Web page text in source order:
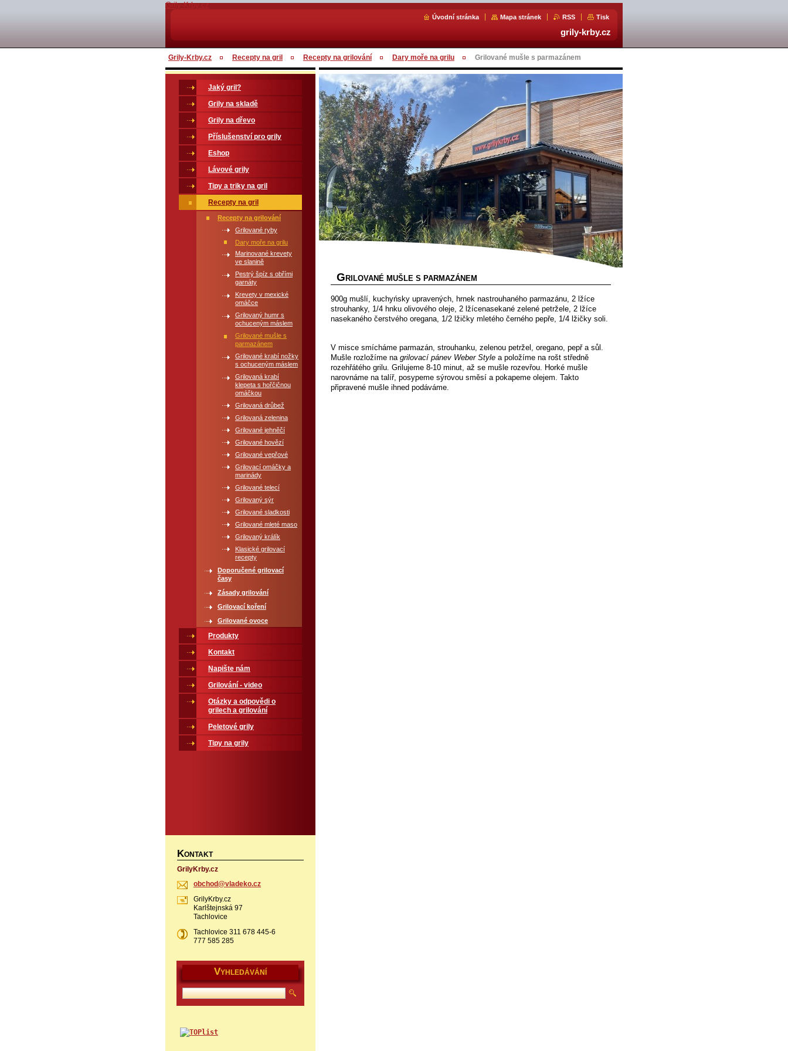
Grily-Krby.cz
Úvodní stránka Mapa stránek RSS Tisk
grily-krby.cz
Grily-Krby.cz Recepty na gril Recepty na grilování Dary moře na grilu Grilované mušle s parmazánem
G RILOVANÉ MUŠLE S PARMAZÁNEM
900g mušlí, kuchyńsky upravených, hrnek nastrouhaného parmazánu, 2 lžíce
strouhanky, 1/4 hnku olivového oleje, 2 lžícenasekané zelené petržele, 2 lžíce
nasekaného čerstvého oregana, 1/2 lžičky mletého černého pepře, 1/4 lžičky soli.
V misce smícháme parmazán, strouhanku, zelenou petržel, oregano, pepř a sůl.
Mušle rozložíme na grilovací pánev Weber Style a položíme na rošt středně
rozehřátého grilu. Grilujeme 8-10 minut, až se mušle rozevřou. Horké mušle
narovnáme na talíř, posypeme sýrovou směsí a pokapeme olejem. Takto
připravené mušle ihned podáváme.
Jaký gril?
Grily na skladě
Grily na dřevo
Příslušenství pro grily
Eshop
Lávové grily
Tipy a triky na gril
Recepty na gril
Recepty na grilování
Grilované ryby
Dary moře na grilu
Marinované krevety
ve slanině
Pestrý špíz s obřími
garnáty
Krevety v mexické
omáčce
Grilovaný humr s
ochuceným máslem
Grilované mušle s
parmazánem
Grilované krabí nožky
s ochuceným máslem
Grilovaná krabí
klepeta s hořčičnou
omáčkou
Grilovaná drůbež
Grilovaná zelenina
Grilované jehněčí
Grilované hovězí
Grilované vepřové
Grilovací omáčky a
marinády
Grilované telecí
Grilovaný sýr
Grilované sladkosti
Grilované mleté maso
Grilovaný králík
Klasické grilovací
recepty
Doporučené grilovací
časy
Zásady grilování
Grilovací koření
Grilované ovoce
Produkty
Kontakt
Napište nám
Grilování - video
Otázky a odpovědi o
grilech a grilování
Peletové grily
Tipy na grily
KONTAKT
GrilyKrby.cz
obchod@v ladeko.cz
GrilyKrby.cz
Karlštejnská 97
Tachlovice
Tachlovice 311 678 445-6
777 585 285
VYHLEDÁVÁNÍ